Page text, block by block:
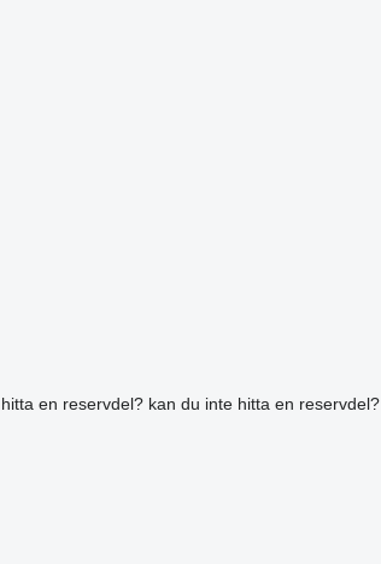
en reservdel? kan du inte hitta en reservdel?